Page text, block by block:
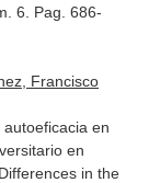
6. Pag. 686-
Francisco
en
en
in the